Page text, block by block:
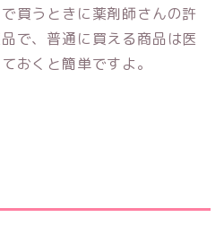
買うときに薬剤師さんの許
で、普通に買える商品は医
おくと簡単ですよ。